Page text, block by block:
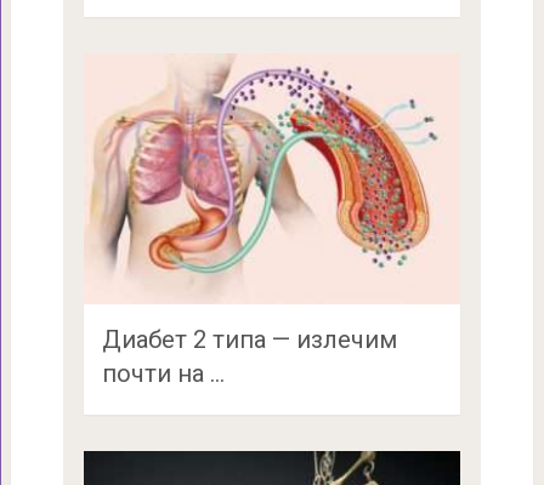
Диабет 2 типа — излечим
почти на …